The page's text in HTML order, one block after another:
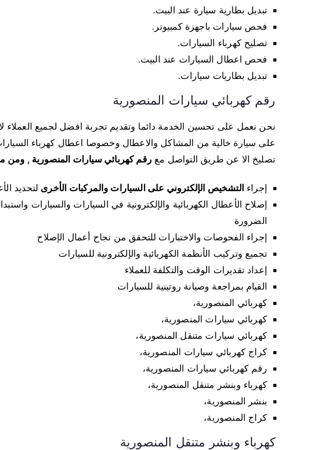
تبديل بطارية سيارة عند البيت.
فحص سيارات باجهزة كمبيوتر.
تصليح كهرباء السيارات.
فحص اعطال السيارات عند البيت.
تبديل بطاريات سيارات.
رقم كهربائي سيارات المنصورية
نحن نعمل على تحسين الخدمة دائما وتقديم تجربة افضل لجميع العملاء
على سيارة خالية من المشاكل والاعطال وخصوصا اعطال كهرباء
تصليخ الا عن طريق التواصل معرقم كهربائي سيارات المنصورية , ومن
إجراء التشخيص الإلكتروني على السيارات والمركبات الأخرى لتحديد
إصلاح الأعطال الكهربائية والإلكترونية في السيارات والسيارات
الضرورة
إجراء الفحوصات والاختبارات للتحقق من نجاح أعمال الإصلاح
تجميع وتركيب الأنظمة الكهربائية والإلكترونية للسيارات
إعداد تقديرات الوقت والتكلفة للعملاء
القيام بمراجعة وصيانة روتينية للسيارات
كهربائي المنصورية،
كهربائي سيارات المنصورية،
كهربائي سيارات متنقل المنصورية،
كراج كهربائي سيارات المنصورية،
رقم كهربائي سيارات المنصورية،
كهرباء وبنشر متنقل المنصورية،
بنشر المنصورية،
كراج المنصورية،
كهرباء وبنشر متنقل المنصورية